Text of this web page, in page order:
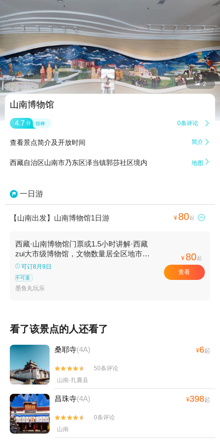
 2
山南博物馆
4.7 分 很棒 0条评论 
查看景点简介及开放时间 简介 
西藏自治区山南市乃东区泽当镇郭莎社区境内 地图 
一日游
【山南出发】山南博物馆1日游 ¥ 80起 
西藏·山南博物馆门票或1.5小时讲解·西藏
zui大市级博物馆，文物数量居全区地市级
之最
可订8月9日
不可退
墨鱼丸玩乐
¥ 80起
查看
看了该景点的人还看了
桑耶寺(4A) ¥6起


50条评论
山南·扎囊县
昌珠寺(4A) ¥398起


0条评论
山南
